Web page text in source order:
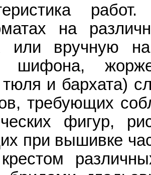
на
или вручную
шифона,
тюля и бархата)
требующих
фигур,
при вышивке